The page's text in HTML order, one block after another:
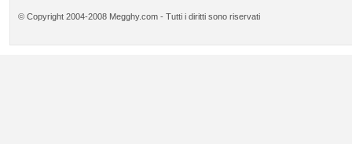
© Copyright 2004-2008 Megghy.com - Tutti i diritti sono riservati